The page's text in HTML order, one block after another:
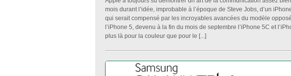
mois durant l’idée, improbable à l’époque de Steve Jobs, d’un
qui serait compensé par les incroyables avancées du modèle
l’iPhone 5, devenu à la fin du mois de septembre l’iPhone 5C et
plus là pour la couleur que pour le [...]